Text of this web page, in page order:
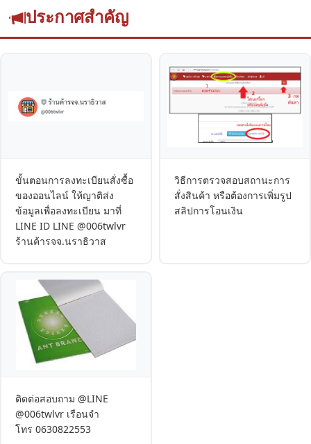
ประกาศสำคัญ
ขั้นตอนการลงทะเบียนสั่งซื้อ
ของออนไลน์ ให้ญาติส่ง
ข้อมูลเพื่อลงทะเบียน มาที่
LINE ID LINE @006twlvr
ร้านค้ารจจ.นราธิวาส
วิธีการตรวจสอบสถานะการ
สั่งสินค้า หรือต้องการเพิ่มรูป
สลิปการโอนเงิน
ติดต่อสอบถาม @LINE
@006twlvr เรือนจำ
โทร 0630822553